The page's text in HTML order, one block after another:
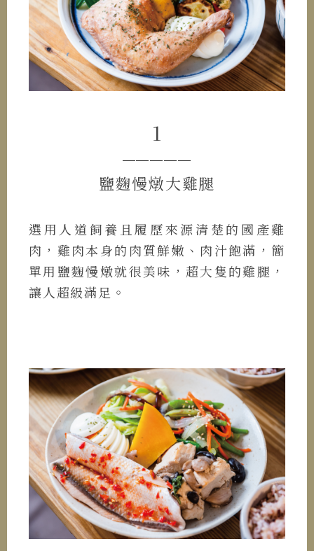
1
─────
鹽麴慢燉大雞腿
選用人道飼養且履歷來源清楚的國產雞
肉，雞肉本身的肉質鮮嫩、肉汁飽滿，簡
單用鹽麴慢燉就很美味，超大隻的雞腿，
讓人超級滿足。